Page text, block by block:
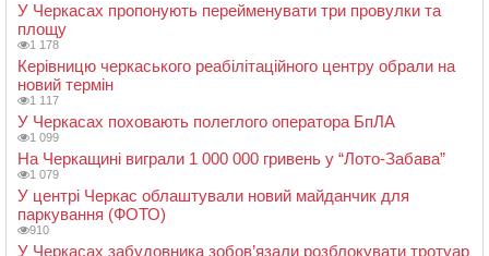
У Черкасах пропонують перейменувати три провулки та
площу
1 178
Керівницю черкаського реабілітаційного центру обрали на
новий термін
1 117
У Черкасах поховають полеглого оператора БпЛА
1 099
На Черкащині виграли 1 000 000 гривень у “Лото-Забава”
1 079
У центрі Черкас облаштували новий майданчик для
паркування (ФОТО)
910
У Черкасах забудовника зобов’язали розблокувати тротуар